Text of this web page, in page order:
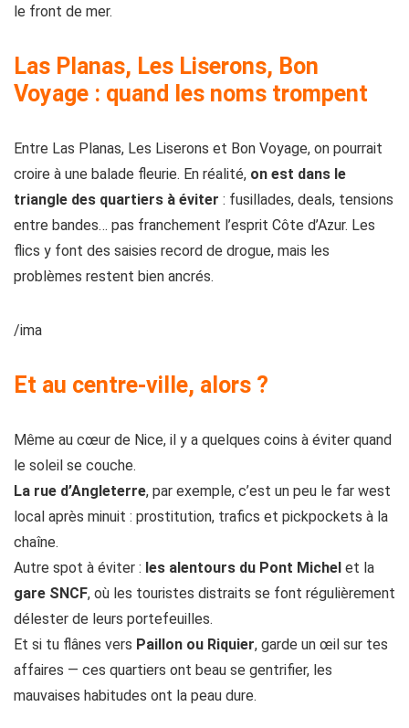
le front de mer.
Las Planas, Les Liserons, Bon
Voyage : quand les noms trompent
Entre Las Planas, Les Liserons et Bon Voyage, on pourrait
croire à une balade fleurie. En réalité, on est dans le
triangle des quartiers à éviter : fusillades, deals, tensions
entre bandes… pas franchement l’esprit Côte d’Azur. Les
flics y font des saisies record de drogue, mais les
problèmes restent bien ancrés.
/ima
Et au centre-ville, alors ?
Même au cœur de Nice, il y a quelques coins à éviter quand
le soleil se couche.
La rue d’Angleterre, par exemple, c’est un peu le far west
local après minuit : prostitution, trafics et pickpockets à la
chaîne.
Autre spot à éviter : les alentours du Pont Michel et la
gare SNCF, où les touristes distraits se font régulièrement
délester de leurs portefeuilles.
Et si tu flânes vers Paillon ou Riquier, garde un œil sur tes
affaires — ces quartiers ont beau se gentrifier, les
mauvaises habitudes ont la peau dure.